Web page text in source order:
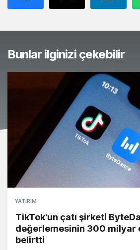
Bunlar ilginizi çekebilir
YATIRIM
TikTok'un çatı şirketi
değerlemesinin 300 milyar
belirtti